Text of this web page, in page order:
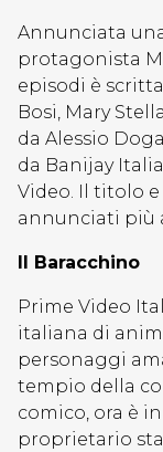
Annunciata
protagonista
episodi è
Bosi, Mary
da Alessio
da Banijay
Video. Il titolo
annunciati più
Il Baracchino
Prime Video
italiana di
personaggi
tempio della
comico, ora è
proprietario